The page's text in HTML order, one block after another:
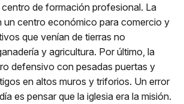
de formación profesional. La
un centro económico para comercio y
que venían de tierras no
y agricultura. Por último, la
defensivo con pesadas puertas y
en altos muros y triforios. Un error
es pensar que la iglesia era la misión.